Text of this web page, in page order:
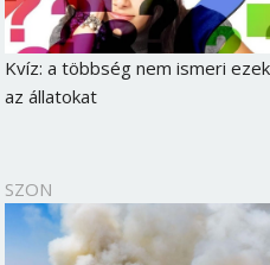
Kvíz: a többség nem ismeri
az állatokat
SZON